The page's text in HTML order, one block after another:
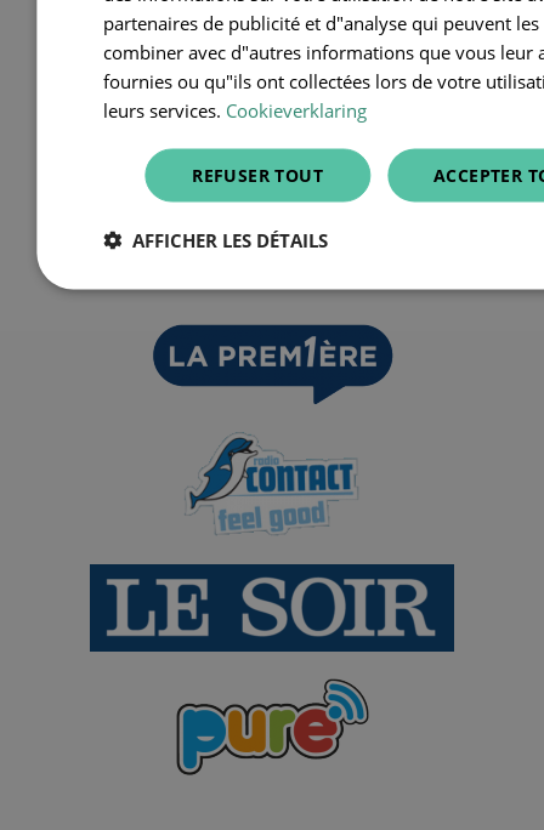
partenaires de publicité et d"analyse qui peuvent les
combiner avec d"autres informations que vous leur
fournies ou qu"ils ont collectées lors de votre
leurs services. Cookieverklaring
ACCEPTER
REFUSER TOUT
AFFICHER LES DÉTAILS